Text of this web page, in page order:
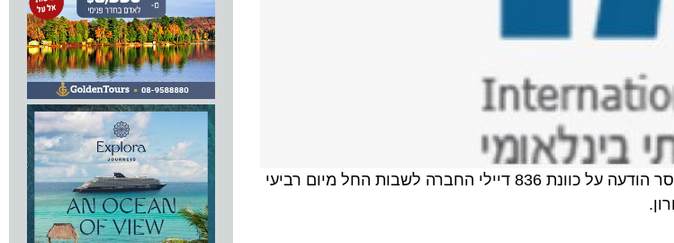
מרטין לינדן, נציג דיילי חברת הלואו קוסט הסקנדינבית, נורוויג'ן אייר שאטל, מסר הודעה על כוונת 836 דיילי החברה לשבות החל מיום רביעי